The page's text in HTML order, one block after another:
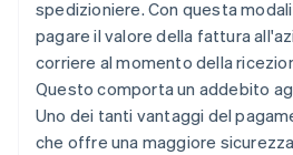
spedizioniere. Con questa
pagare il valore della fattura
corriere al momento della
Questo comporta un addebito
Uno dei tanti vantaggi del
che offre una maggiore